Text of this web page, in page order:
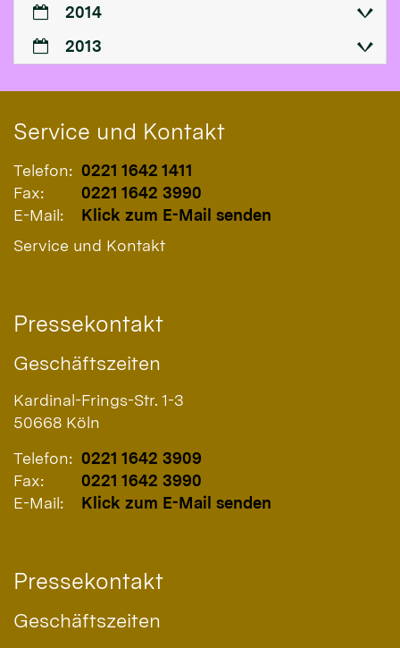
2014
2013
Service und Kontakt
Telefon: 0221 1642 1411
Fax:
0221 1642 3990
E-Mail:
Klick zum E-Mail senden
Service und Kontakt
Pressekontakt
Geschäftszeiten
Kardinal-Frings-Str. 1-3
50668 Köln
Telefon: 0221 1642 3909
Fax:
0221 1642 3990
E-Mail:
Klick zum E-Mail senden
Pressekontakt
Geschäftszeiten